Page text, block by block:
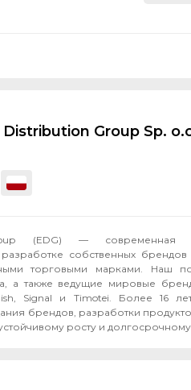
Distribution Group Sp.
(EDG) — современная
собственных брендов
торговыми марками. Наш
а также ведущие мировые
Signal и Timotei. Более 16
брендов, разработки
росту и